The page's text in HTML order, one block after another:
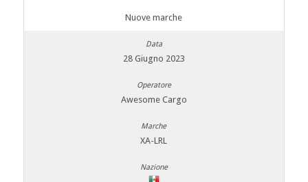
Nuove marche
28 Giugno 2023
Awesome Cargo
XA-LRL